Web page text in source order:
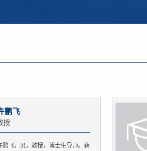
鹏飞
授
鹏飞，男，教授，博士生导师。获